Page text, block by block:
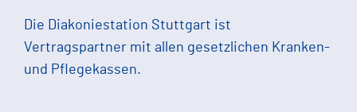
Die Diakoniestation Stuttgart ist
Vertragspartner mit allen gesetzlichen Kranken-
und Pflegekassen.